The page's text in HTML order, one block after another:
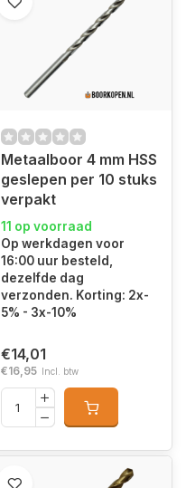
Metaalboor 4 mm HSS
geslepen per 10 stuks
verpakt
11 op voorraad
Op werkdagen voor
16:00 uur besteld,
dezelfde dag
verzonden. Korting: 2x-
5% - 3x-10%
€14,01
€16,95 Incl. btw